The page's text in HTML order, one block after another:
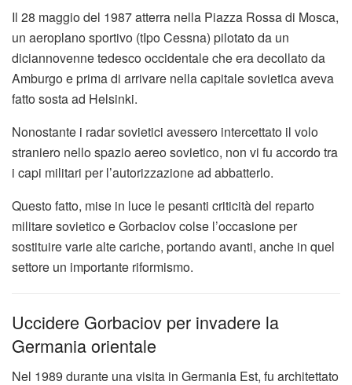
Il 28 maggio del 1987 atterra nella Piazza Rossa di Mosca,
un aeroplano sportivo (tIpo Cessna) pilotato da un
diciannovenne tedesco occidentale che era decollato da
Amburgo e prima di arrivare nella capitale sovietica aveva
fatto sosta ad Helsinki.
Nonostante i radar sovietici avessero intercettato il volo
straniero nello spazio aereo sovietico, non vi fu accordo tra
i capi militari per l’autorizzazione ad abbatterlo.
Questo fatto, mise in luce le pesanti criticità del reparto
militare sovietico e Gorbaciov colse l’occasione per
sostituire varie alte cariche, portando avanti, anche in quel
settore un importante riformismo.
Uccidere Gorbaciov per invadere la
Germania orientale
Nel 1989 durante una visita in Germania Est, fu architettato